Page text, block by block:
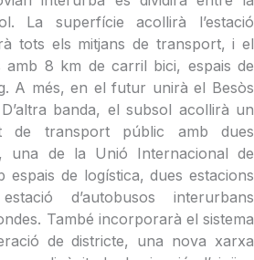
La superfície acollirà l’estació
tots els mitjans de transport, i el
8 km de carril bici, espais de
A més, en el futur unirà el Besòs
banda, el subsol acollirà un
de transport públic amb dues
una de la Unió Internacional de
espais de logística, dues estacions
d’autobusos interurbans
També incorporarà el sistema
de districte, una nova xarxa